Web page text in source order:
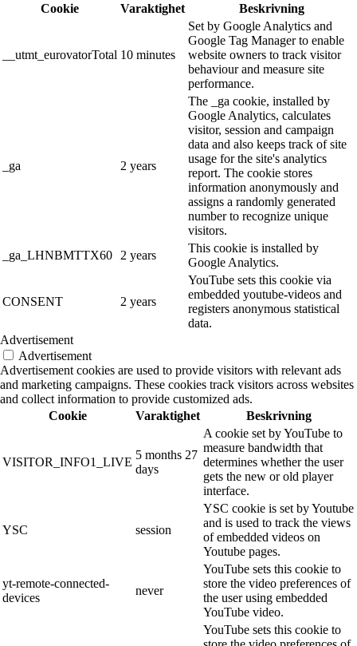
Cookie
Varaktighet Beskrivning
__utmt_eurovatorTotal 10 minutes
Set by Google Analytics and
Google Tag Manager to enable
website owners to track visitor
behaviour and measure site
performance.
_ga 2 years
The _ga cookie, installed by
Google Analytics, calculates
visitor, session and campaign
data and also keeps track of site
usage for the site's analytics
report. The cookie stores
information anonymously and
assigns a randomly generated
number to recognize unique
visitors.
_ga_LHNBMTTX60
2 years
This cookie is installed by
Google Analytics.
CONSENT 2 years
YouTube sets this cookie via
embedded youtube-videos and
registers anonymous statistical
data.
Advertisement
Advertisement
Advertisement cookies are used to provide visitors with relevant ads
and marketing campaigns. These cookies track visitors across websites
and collect information to provide customized ads.
Cookie
Varaktighet Beskrivning
VISITOR_INFO1_LIVE
5 months 27
days
A cookie set by YouTube to
measure bandwidth that
determines whether the user
gets the new or old player
interface.
YSC session
YSC cookie is set by Youtube
and is used to track the views
of embedded videos on
Youtube pages.
yt-remote-connected-
devices
never
YouTube sets this cookie to
store the video preferences of
the user using embedded
YouTube video.
YouTube sets this cookie to